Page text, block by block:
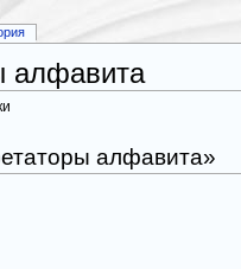
алфавита
алфавита»